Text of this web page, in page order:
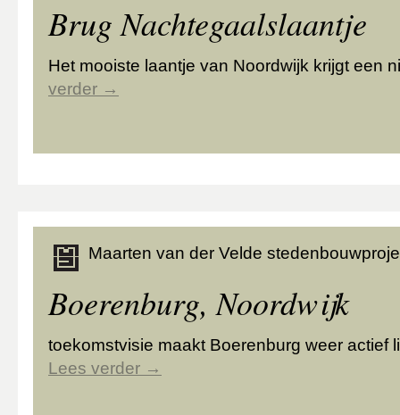
Brug Nachtegaalslaantje
Het mooiste laantje van Noordwijk krijgt een
verder →
Maarten van der Velde
Boerenburg, Noordwijk
toekomstvisie maakt Boerenburg weer actief
Lees verder →